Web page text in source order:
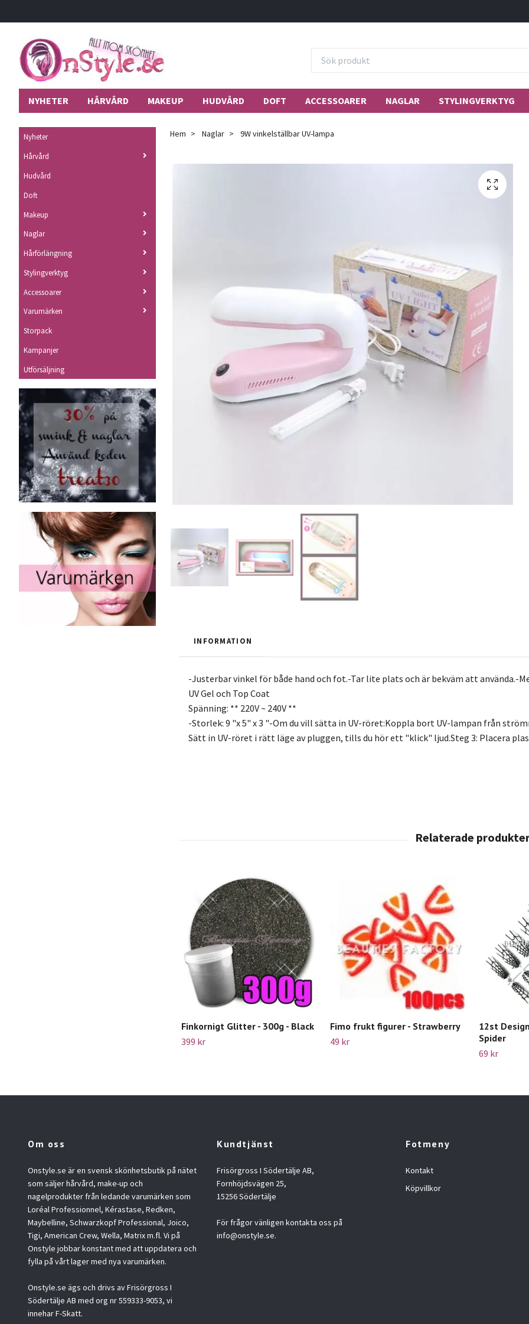
NYHETER HÅRVÅRD MAKEUP HUDVÅRD DOFT ACCESSOARER NAGLAR STYLINGVERKTYG
Nyheter
Hårvård
Hudvård
Doft
Makeup
Naglar
Hårförlängning
Stylingverktyg
Accessoarer
Varumärken
Storpack
Kampanjer
Utförsäljning
Hem Naglar 9W vinkelställbar UV-lampa
INFORMATION
-Justerbar vinkel för både hand och fot.-Tar lite plats och är bekväm att använda.-
UV Gel och Top Coat
Spänning: ** 220V ~ 240V **
-Storlek: 9 "x 5" x 3 "-Om du vill sätta in UV-röret:Koppla bort UV-lampan från
Sätt in UV-röret i rätt läge av pluggen, tills du hör ett "klick" ljud.Steg 3: Placera
Finkornigt Glitter - 300g - Black
399 kr
Fimo frukt figurer - Strawberry
49 kr
12st
Spider
69 kr
Om oss
Onstyle.se är en svensk skönhetsbutik på nätet
som säljer hårvård, make-up och
nagelprodukter från ledande varumärken som
Loréal Professionnel, Kérastase, Redken,
Maybelline, Schwarzkopf Professional, Joico,
Tigi, American Crew, Wella, Matrix m.fl. Vi på
Onstyle jobbar konstant med att uppdatera och
fylla på vårt lager med nya varumärken.
Onstyle.se ägs och drivs av Frisörgross I
Södertälje AB med org nr 559333-9053, vi
innehar F-Skatt.
Kundtjänst
Frisörgross I Södertälje AB,
Fornhöjdsvägen 25,
15256 Södertälje
För frågor vänligen kontakta oss på
info@onstyle.se.
Fotmeny
Kontakt
Köpvillkor